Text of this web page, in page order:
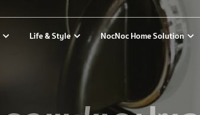
Life & Style NocNoc Home Solution